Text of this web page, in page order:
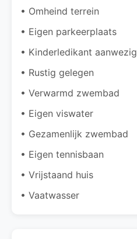
• Omheind terrein
• Eigen parkeerplaats
• Kinderledikant aanwezig
• Rustig gelegen
• Verwarmd zwembad
• Eigen viswater
• Gezamenlijk zwembad
• Eigen tennisbaan
• Vrijstaand huis
• Vaatwasser